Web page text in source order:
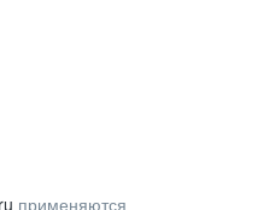
применяются